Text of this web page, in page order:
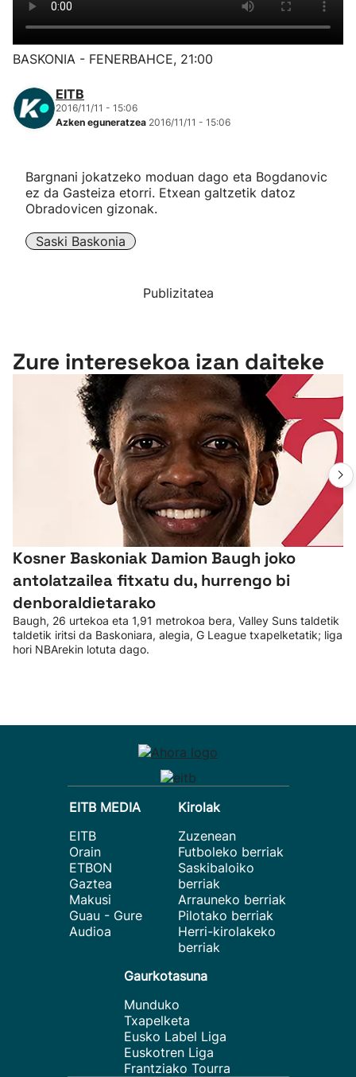
Herri-kirolak
Eskubaloia
Kirolak 360
Mendi-lasterketak
Kirol gehiago
BASKONIA - FENERBAHCE, 21:00
EITB
2016/11/11 - 15:06
Azken eguneratzea 2016/11/11 - 15:06
Bargnani jokatzeko moduan dago eta Bogdanovic
ez da Gasteiza etorri. Etxean galtzetik datoz
Obradovicen gizonak.
Saski Baskonia
Publizitatea
Zure interesekoa izan daiteke
Kosner Baskoniak Damion Baugh joko
antolatzailea fitxatu du, hurrengo bi
denboraldietarako
Baugh, 26 urtekoa eta 1,91 metrokoa bera, Valley Suns taldetik
taldetik iritsi da Baskoniara, alegia, G League txapelketatik; liga
hori NBArekin lotuta dago.
EITB MEDIA
EITB
Orain
ETBON
Gaztea
Makusi
Guau - Gure
Audioa
Kirolak
Zuzenean
Futboleko berriak
Saskibaloiko
berriak
Arrauneko berriak
Pilotako berriak
Herri-kirolakeko
berriak
Gaurkotasuna
Munduko
Txapelketa
Eusko Label Liga
Euskotren Liga
Frantziako Tourra